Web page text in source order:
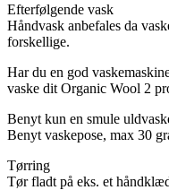
Efterfølgende vask
Håndvask anbefales da
forskellige.
Har du en god
vaske dit Organic Wool 2
Benyt kun en smule
Benyt vaskepose, max 30
Tørring
Tør fladt på eks. et